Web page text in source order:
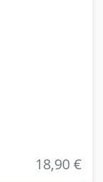
18,90 €